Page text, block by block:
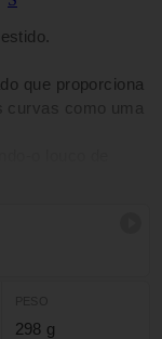
que proporciona
curvas como uma
o louco de
298 g